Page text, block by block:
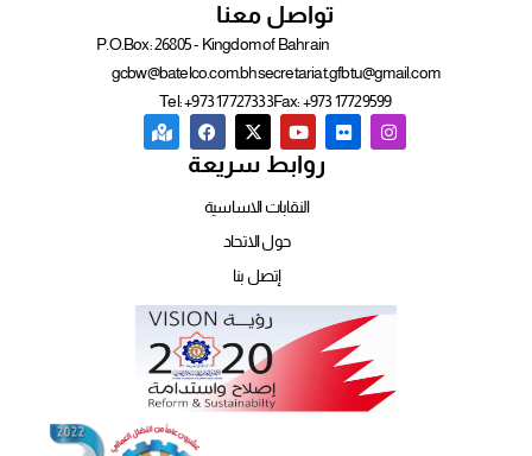
تواصل معنا
P.O.Box: 26805 - Kingdom of Bahrain
gcbw@batelco.com.bhsecretariat.gfbtu@gmail.com
Tel: +973 17727333Fax: +973 17729599
روابط سريعة
النقابات الاساسية
حول الاتحاد
إتصل بنا